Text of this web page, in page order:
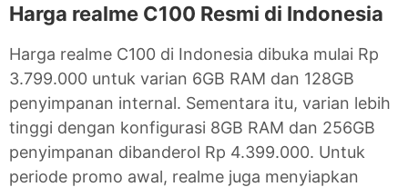
Harga realme C100 Resmi di Indonesia
Harga realme C100 di Indonesia dibuka mulai Rp
3.799.000 untuk varian 6GB RAM dan 128GB
penyimpanan internal. Sementara itu, varian lebih
tinggi dengan konfigurasi 8GB RAM dan 256GB
penyimpanan dibanderol Rp 4.399.000. Untuk
periode promo awal, realme juga menyiapkan